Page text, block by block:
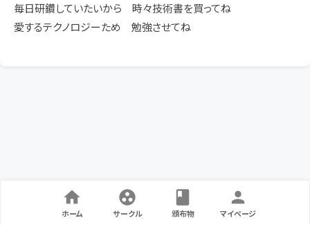
毎日研鑽していたいから 時々技術書を買ってね
愛するテクノロジーため 勉強させてね
ホーム サークル 頒布物 マイページ